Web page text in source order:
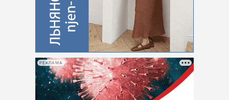
РЕКЛАМА